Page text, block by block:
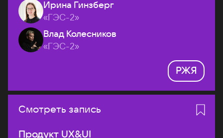
Ирина Гинзберг
«ГЭС-2»
Влад Колесников
«ГЭС-2»
РЖЯ
Смотреть запись
Продукт UX&UI